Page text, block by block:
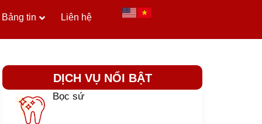
Bảng tin Liên hệ
DỊCH VỤ NỔI BẬT
Bọc sứ